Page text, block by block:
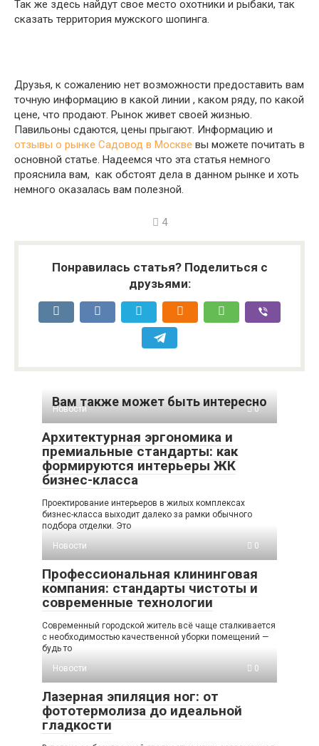
Так же здесь найдут свое место охотники и рыбаки, так
сказать территория мужского шопинга.
Друзья, к сожалению нет возможности предоставить вам
точную информацию в какой линии , каком ряду, по какой
цене, что продают. Рынок живет своей жизнью.
Павильоны сдаются, цены прыгают. Информацию и
отзывы о рынке Садовод в Москве вы можете почитать в
основной статье. Надеемся что эта статья немного
прояснила вам, как обстоят дела в данном рынке и хоть
немного оказалась вам полезной.
4
Понравилась статья? Поделиться с
друзьями:
Вам также может быть интересно
Новости 0
Архитектурная эргономика и
премиальные стандарты: как
формируются интерьеры ЖК
бизнес-класса
Проектирование интерьеров в жилых комплексах
бизнес-класса выходит далеко за рамки обычного
подбора отделки. Это
Новости
0
Профессиональная клининговая
компания: стандарты чистоты и
современные технологии
Современный городской житель всё чаще сталкивается
с необходимостью качественной уборки помещений —
будь то
Новости
0
Лазерная эпиляция ног: от
фототермолиза до идеальной
гладкости